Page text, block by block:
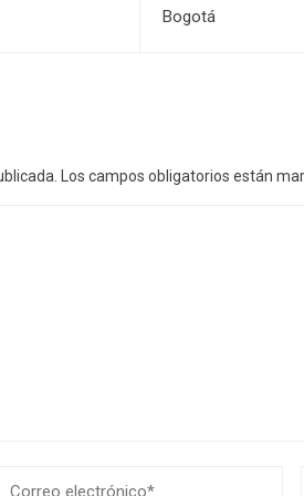
Bogotá
Los campos obligatorios están